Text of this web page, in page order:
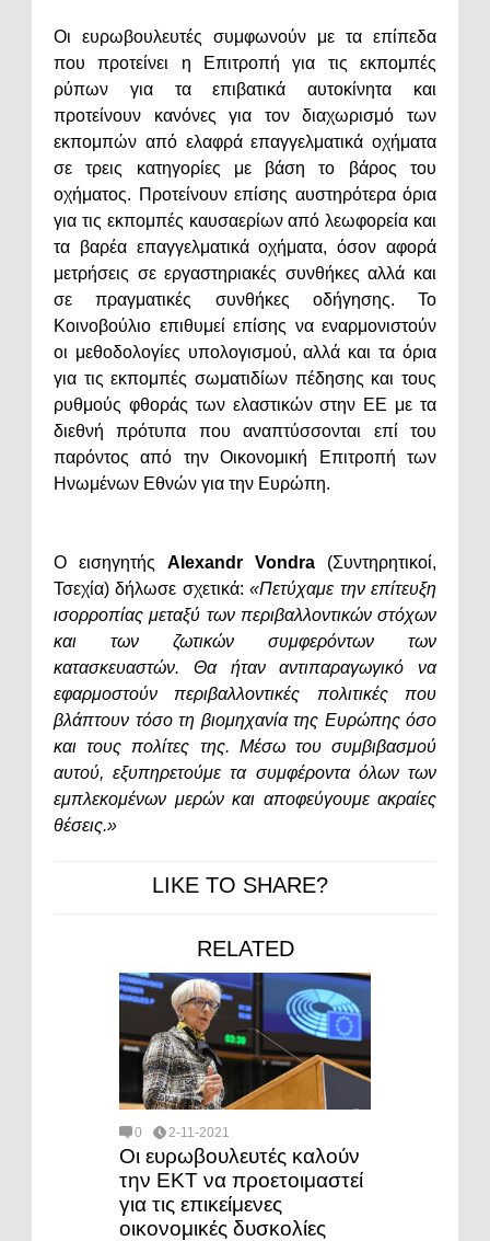
Οι ευρωβουλευτές συμφωνούν με τα επίπεδα
που προτείνει η Επιτροπή για τις εκπομπές
ρύπων για τα επιβατικά αυτοκίνητα και
προτείνουν κανόνες για τον διαχωρισμό των
εκπομπών από ελαφρά επαγγελματικά οχήματα
σε τρεις κατηγορίες με βάση το βάρος του
οχήματος. Προτείνουν επίσης αυστηρότερα όρια
για τις εκπομπές καυσαερίων από λεωφορεία και
τα βαρέα επαγγελματικά οχήματα, όσον αφορά
μετρήσεις σε εργαστηριακές συνθήκες αλλά και
σε πραγματικές συνθήκες οδήγησης. Το
Κοινοβούλιο επιθυμεί επίσης να εναρμονιστούν
οι μεθοδολογίες υπολογισμού, αλλά και τα όρια
για τις εκπομπές σωματιδίων πέδησης και τους
ρυθμούς φθοράς των ελαστικών στην ΕΕ με τα
διεθνή πρότυπα που αναπτύσσονται επί του
παρόντος από την Οικονομική Επιτροπή των
Ηνωμένων Εθνών για την Ευρώπη.
Ο εισηγητής Alexandr Vondra (Συντηρητικοί,
Τσεχία) δήλωσε σχετικά:«Πετύχαμε την επίτευξη
ισορροπίας μεταξύ των περιβαλλοντικών στόχων
και των ζωτικών συμφερόντων των
κατασκευαστών. Θα ήταν αντιπαραγωγικό να
εφαρμοστούν περιβαλλοντικές πολιτικές που
βλάπτουν τόσο τη βιομηχανία της Ευρώπης όσο
και τους πολίτες της. Μέσω του συμβιβασμού
αυτού, εξυπηρετούμε τα συμφέροντα όλων των
εμπλεκομένων μερών και αποφεύγουμε ακραίες
θέσεις.»
LIKE TO SHARE?
RELATED
0 2-11-2021
Οι ευρωβουλευτές καλούν
την ΕΚΤ να προετοιμαστεί
για τις επικείμενες
οικονομικές δυσκολίες